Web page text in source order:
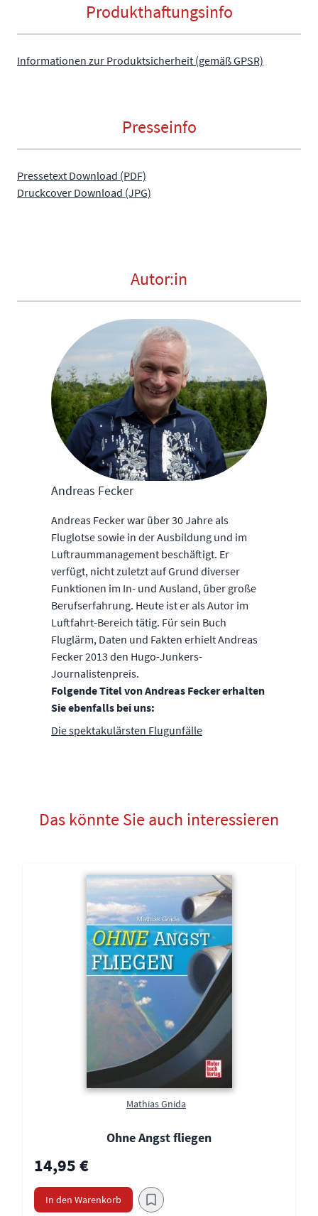
Produkthaftungsinfo
Informationen zur Produktsicherheit (gemäß GPSR)
Presseinfo
Pressetext Download (PDF)
Druckcover Download (JPG)
Autor:in
Andreas Fecker
Andreas Fecker war über 30 Jahre als
Fluglotse sowie in der Ausbildung und im
Luftraummanagement beschäftigt. Er
verfügt, nicht zuletzt auf Grund diverser
Funktionen im In- und Ausland, über große
Berufserfahrung. Heute ist er als Autor im
Luftfahrt-Bereich tätig. Für sein Buch
Fluglärm, Daten und Fakten erhielt Andreas
Fecker 2013 den Hugo-Junkers-
Journalistenpreis.
Folgende Titel von Andreas Fecker erhalten
Sie ebenfalls bei uns:
Die spektakulärsten Flugunfälle
Das könnte Sie auch interessieren
Mathias Gnida
Ohne Angst fliegen
14,95 €
In den Warenkorb